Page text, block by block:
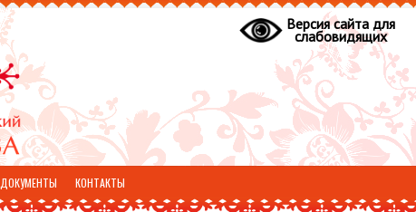
Версия сайта для
слабовидящих
ДОКУМЕНТЫ КОНТАКТЫ